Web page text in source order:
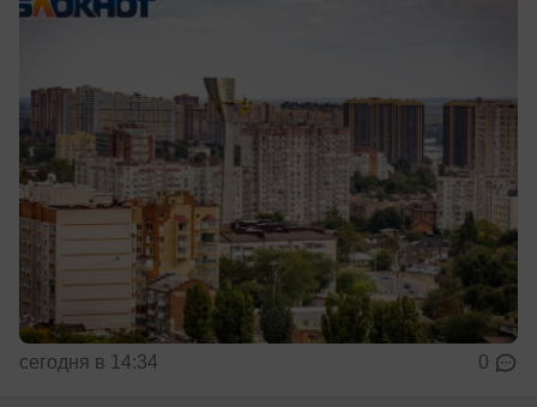
сегодня в 14:34 0